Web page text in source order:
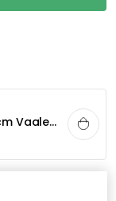
Muumit Kulho Mymmeli 15cm Vaaleanpunanen